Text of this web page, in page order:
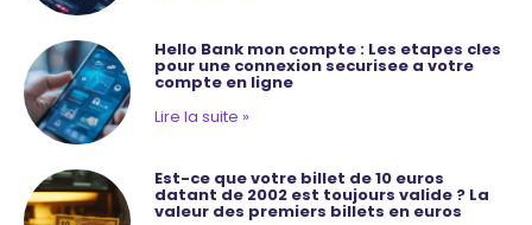
Hello Bank mon compte : Les etapes cles
pour une connexion securisee a votre
compte en ligne
Lire la suite »
Est-ce que votre billet de 10 euros
datant de 2002 est toujours valide ? La
valeur des premiers billets en euros